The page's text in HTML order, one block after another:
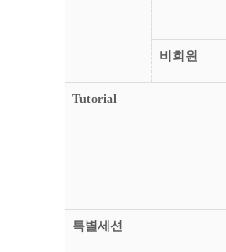
비회원
Tutorial
특별세션